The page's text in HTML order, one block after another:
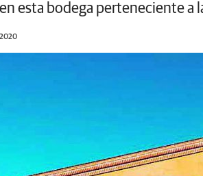
esta bodega perteneciente a
2020